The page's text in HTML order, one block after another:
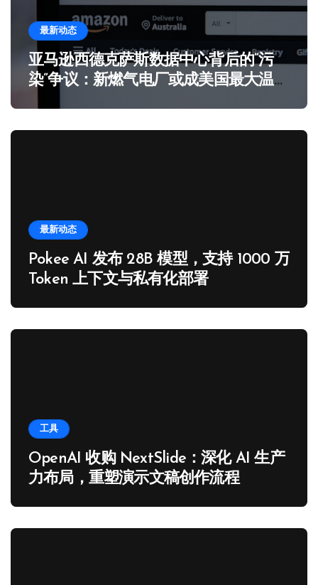
最新动态
亚马逊西德克萨斯数据中心背后的“污
染”争议：新燃气电厂或成美国最大温室
最新动态
Pokee AI 发布 28B 模型，支持 1000 万
Token 上下文与私有化部署
工具
OpenAI 收购 NextSlide：深化 AI 生产
力布局，重塑演示文稿创作流程